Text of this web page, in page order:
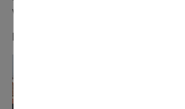
vivre et le rassemblement ».
Brigitte (COS)